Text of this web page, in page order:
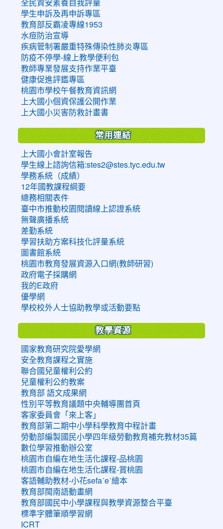
全民資安素養自我評量
學生申訴及再申訴專區
教育部反霸凌專線1953
水痘防治宣導
疾病管制署嚴重特殊傳染性肺炎專區
防疫不停學-線上教學便利包
教師專業發展支持作業平臺
健康促進評鑑專區
桃園市學校午餐教育資訊網
上大國小個資保護公開作業
上大國小災害防救計畫書
常用連結
上大國小會計室報告
學生線上諮詢信箱:stes2@stes.tyc.edu.tw
學務系統（成績）
12年國教課程綱要
總務相關表件
臺中市推動校園閱讀線上認證系統
無聲廣播系統
差勤系統
學習扶助方案科技化評量系統
圖書館系統
桃園市教育發展資源入口網(教師研習)
政府電子採購網
我的E政府
優學網
學校校外人士協助教學或活動要點
教學資源
國家教育研究院愛學網
安全教育課程之實施
聯合國兒童權利公約
兒童權利公約教案
教育部 語文成果網
性別平等教育議題中央輔導團首頁
客家委員會「來上客」
教育部第二期中小學科學教育中程計畫
勞動部編製國民小學四年級勞動教育補充教材35篇
數位學習推動辦公室
桃園市自編在地生活化課程-品桃園
桃園市自編在地生活化課程-賞桃園
客語輔助教材-小花sefaˊeˋ繪本
教育部閩南語動畫網
教育部國民中小學課程與教學資源整合平臺
標準字體筆順學習網
ICRT